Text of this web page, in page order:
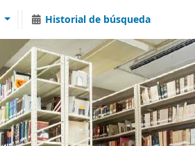
Historial de búsqueda